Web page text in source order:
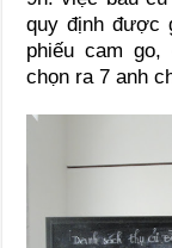
quy định được
phiếu cam
chọn ra 7 anh